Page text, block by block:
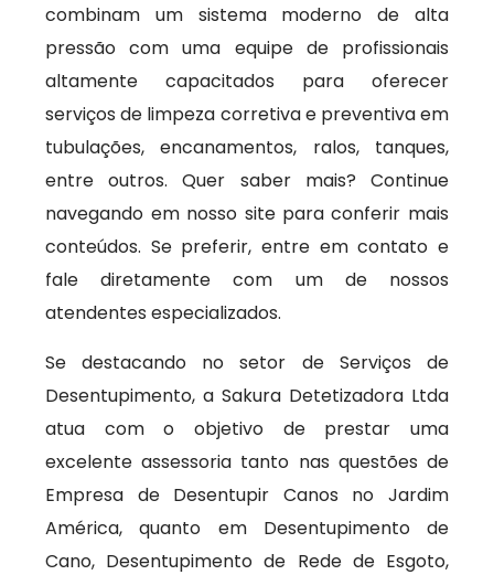
combinam um sistema moderno de alta
pressão com uma equipe de profissionais
altamente capacitados para oferecer
serviços de limpeza corretiva e preventiva em
tubulações, encanamentos, ralos, tanques,
entre outros. Quer saber mais? Continue
navegando em nosso site para conferir mais
conteúdos. Se preferir, entre em contato e
fale diretamente com um de nossos
atendentes especializados.
Se destacando no setor de Serviços de
Desentupimento, a Sakura Detetizadora Ltda
atua com o objetivo de prestar uma
excelente assessoria tanto nas questões de
Empresa de Desentupir Canos no Jardim
América, quanto em Desentupimento de
Cano, Desentupimento de Rede de Esgoto,